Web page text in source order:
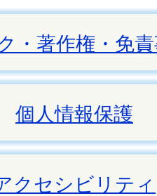
・著作権・免
個人情報保護
クセシビリティ